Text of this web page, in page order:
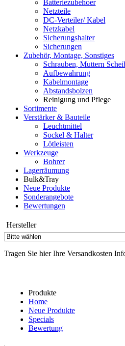
Batteriezubehoer
Netzteile
DC-Verteiler/ Kabel
Netzkabel
Sicherungshalter
Sicherungen
Zubehör, Montage, Sonstiges
Schrauben, Muttern
Aufbewahrung
Kabelmontage
Abstandsbolzen
Reinigung und Pflege
Sortimente
Verstärker & Bauteile
Leuchtmittel
Sockel & Halter
Lötleisten
Werkzeuge
Bohrer
Lagerräumung
Bulk&Tray
Neue Produkte
Sonderangebote
Bewertungen
Hersteller
Tragen Sie hier Ihre Versandkosten
Produkte
Home
Neue Produkte
Specials
Bewertung